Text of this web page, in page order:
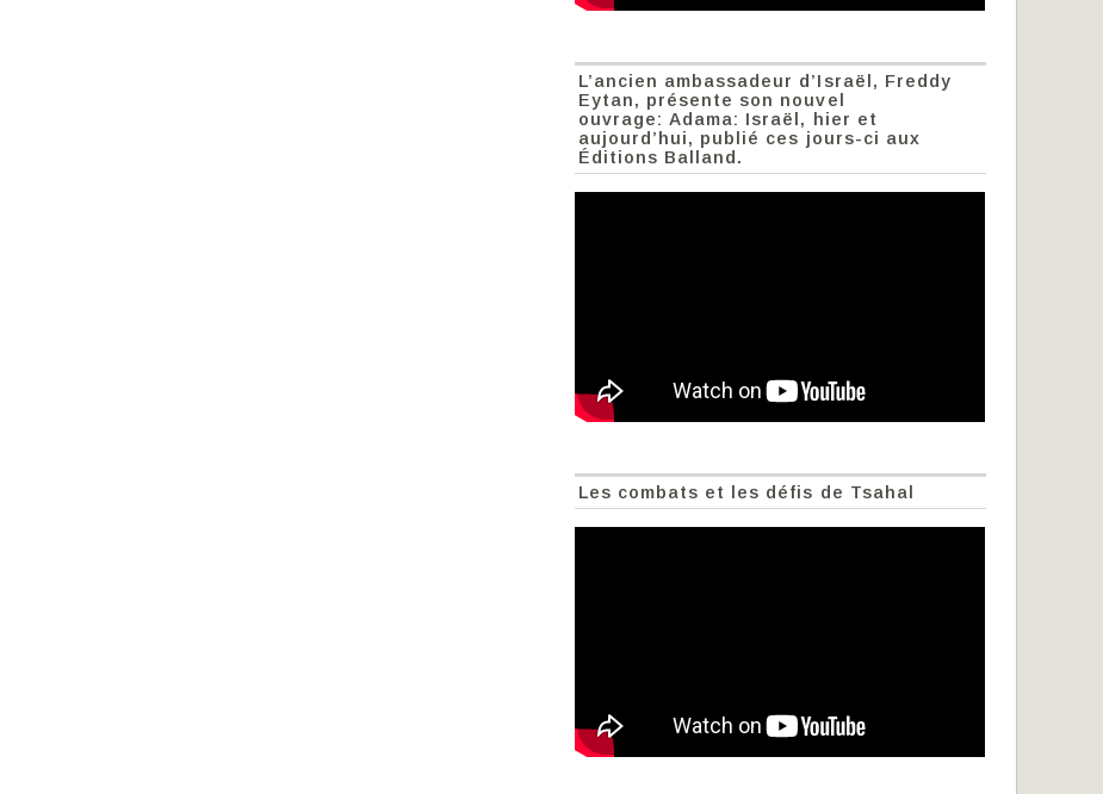
L’ancien ambassadeur d’Israël, Freddy
Eytan, présente son nouvel
ouvrage: Adama: Israël, hier et
aujourd’hui, publié ces jours-ci aux
Éditions Balland.
Les combats et les défis de Tsahal